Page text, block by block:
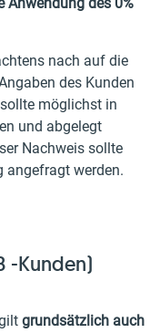
nach auf die
des Kunden
möglichst in
und abgelegt
Nachweis sollte
angefragt werden.
-Kunden)
grundsätzlich auch